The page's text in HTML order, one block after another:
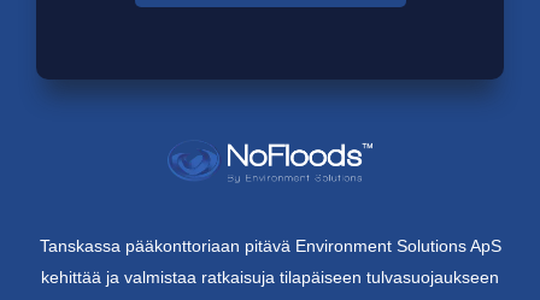
Tanskassa pääkonttoriaan pitävä Environment Solutions ApS
kehittää ja valmistaa ratkaisuja tilapäiseen tulvasuojaukseen